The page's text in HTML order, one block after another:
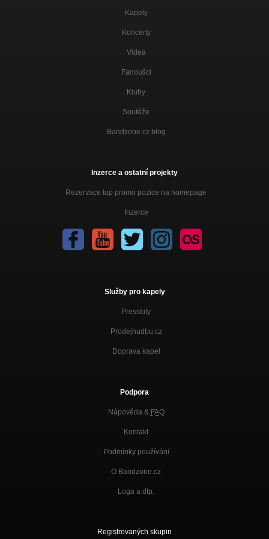
Kapely
Koncerty
Videa
Fanoušci
Kluby
Soutěže
Bandzone.cz blog
Inzerce a ostatní projekty
Rezervace top promo pozice na homepage
Inzerce
Služby pro kapely
Presskity
Prodejhudbu.cz
Doprava kapel
Podpora
Nápověda & FAQ
Kontakt
Podmínky používání
O Bandzone.cz
Loga a dtp.
Registrovaných skupin